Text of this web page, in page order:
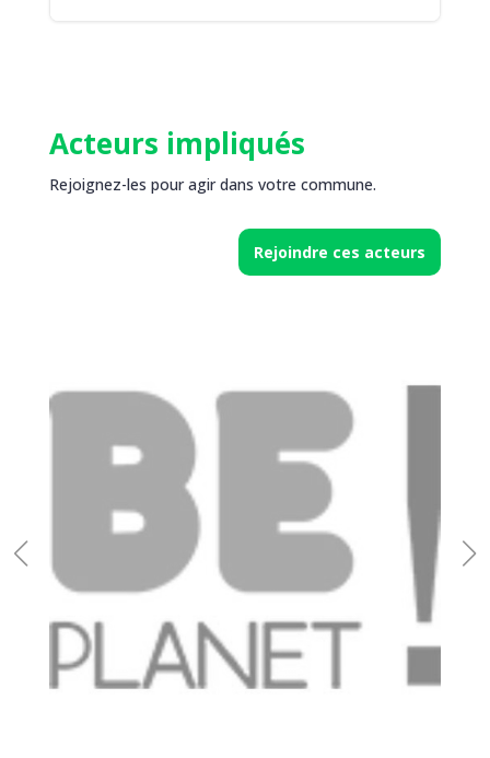
Acteurs impliqués
Rejoignez-les pour agir dans votre commune.
Rejoindre ces acteurs